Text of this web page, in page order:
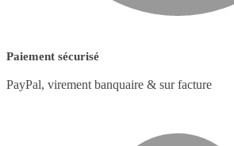
Paiement sécurisé
PayPal, virement banquaire & sur facture